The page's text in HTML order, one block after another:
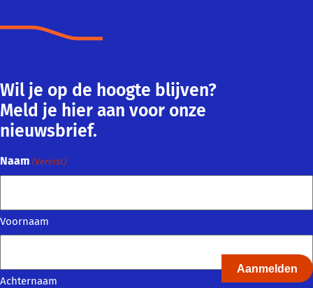
Wil je op de hoogte blijven?
Meld je hier aan voor onze
nieuwsbrief.
Naam (Vereist)
Voornaam
Achternaam